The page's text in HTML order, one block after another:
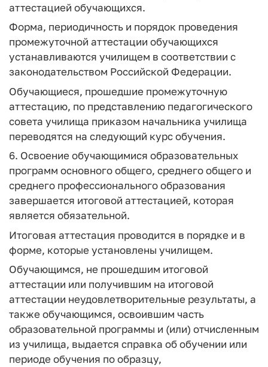
аттестацией обучающихся.
Форма, периодичность и порядок проведения
промежуточной аттестации обучающихся
устанавливаются училищем в соответствии с
законодательством Российской Федерации.
Обучающиеся, прошедшие промежуточную
аттестацию, по представлению педагогического
совета училища приказом начальника училища
переводятся на следующий курс обучения.
6. Освоение обучающимися образовательных
программ основного общего, среднего общего и
среднего профессионального образования
завершается итоговой аттестацией, которая
является обязательной.
Итоговая аттестация проводится в порядке и в
форме, которые установлены училищем.
Обучающимся, не прошедшим итоговой
аттестации или получившим на итоговой
аттестации неудовлетворительные результаты, а
также обучающимся, освоившим часть
образовательной программы и (или) отчисленным
из училища, выдается справка об обучении или
периоде обучения по образцу,